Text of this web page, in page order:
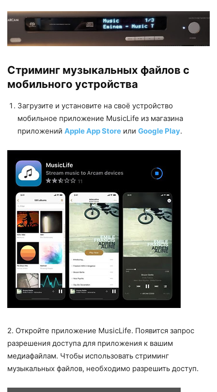
Стриминг музыкальных файлов с
мобильного устройства
Загрузите и установите на своё устройство
мобильное приложение MusicLife из магазина
приложений Apple App Store или Google Play.
2. Откройте приложение MusicLife. Появится запрос
разрешения доступа для приложения к вашим
медиафайлам. Чтобы использовать стриминг
музыкальных файлов, необходимо разрешить доступ.